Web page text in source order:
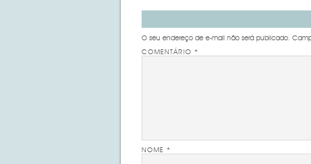
O seu endereço de e-mail não será publicado.
COMENTÁRIO *
NOME *